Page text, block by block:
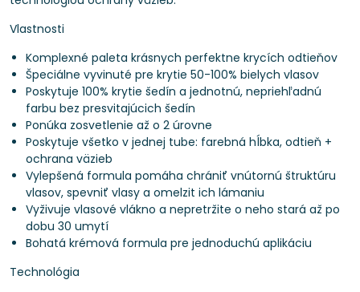
Vlastnosti
Komplexné paleta krásnych perfektne krycích odtieňov
Špeciálne vyvinuté pre krytie 50-100% bielych vlasov
Poskytuje 100% krytie šedín a jednotnú, nepriehľadnú
farbu bez presvitajúcich šedín
Ponúka zosvetlenie až o 2 úrovne
Poskytuje všetko v jednej tube: farebná hĺbka, odtieň +
ochrana väzieb
Vylepšená formula pomáha chrániť vnútornú štruktúru
vlasov, spevniť vlasy a omelzit ich lámaniu
Vyživuje vlasové vlákno a nepretržite o neho stará až po
dobu 30 umytí
Bohatá krémová formula pre jednoduchú aplikáciu
Technológia